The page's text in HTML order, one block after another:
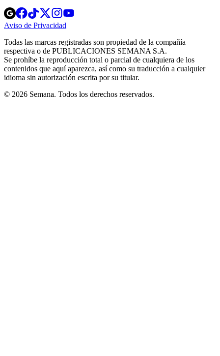
Opens
in
new
Opens
in
new
Opens
in
new
window
Opens
new
windowwindow
Aviso de Privacidad
new
window
Todas las marcas registradas son propiedad de la compañía
respectiva o de PUBLICACIONES SEMANA S.A.
Se prohíbe la reproducción total o parcial de cualquiera de los
contenidos que aquí aparezca, así como su traducción a cualquier
idioma sin autorización escrita por su titular.
© 2026 Semana. Todos los derechos reservados.